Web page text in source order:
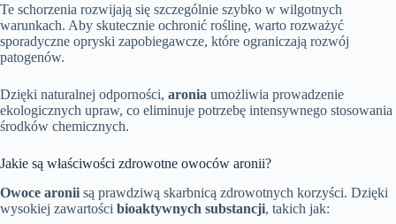
Te schorzenia rozwijają się szczególnie szybko w wilgotnych
warunkach. Aby skutecznie ochronić roślinę, warto rozważyć
sporadyczne opryski zapobiegawcze, które ograniczają rozwój
patogenów.
Dzięki naturalnej odporności, aronia umożliwia prowadzenie
ekologicznych upraw, co eliminuje potrzebę intensywnego stosowania
środków chemicznych.
Jakie są właściwości zdrowotne owoców aronii?
Owoce aronii są prawdziwą skarbnicą zdrowotnych korzyści. Dzięki
wysokiej zawartości bioaktywnych substancji, takich jak: